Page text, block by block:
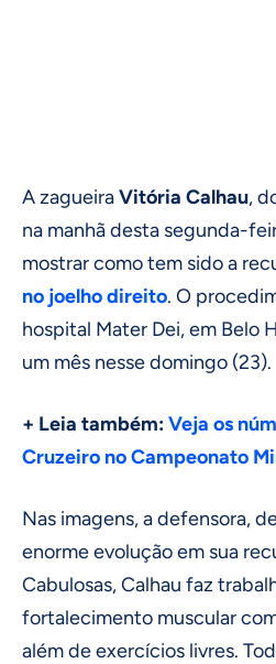
A zagueiraVitória Calhau,
na manhã desta segunda-
mostrar como tem sido a
no joelho direito. O
hospital Mater Dei, em Belo
um mês nesse domingo (23).
+ Leia também:Veja os
Cruzeiro no Campeonato
Nas imagens, a defensora,
enorme evolução em sua
Cabulosas, Calhau faz
fortalecimento muscular
além de exercícios livres.